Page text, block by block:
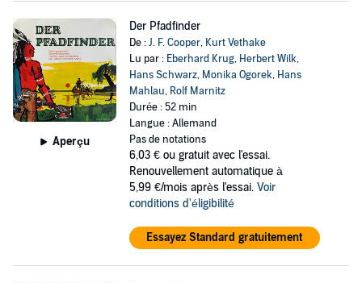
Aperçu
Der Pfadfinder
De :J. F. Cooper, Kurt Vethake
Lu par : Eberhard Krug, Herbert Wilk,
Hans Schwarz, Monika Ogorek, Hans
Mahlau, Rolf Marnitz
Durée : 52 min
Langue : Allemand
Pas de notations
6,03 € ou gratuit avec l'essai.
Renouvellement automatique à
5,99 €/mois après l'essai. Voir
conditions d'éligibilité
Essayez Standard gratuitement